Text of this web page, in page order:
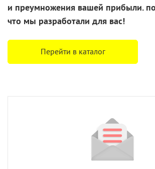
и преумножения вашей прибыли.
что мы разработали для вас!
Перейти в каталог